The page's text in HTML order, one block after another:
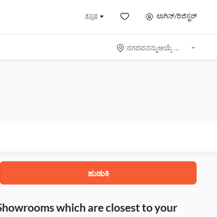
ಕನ್ನಡ ಲಾಗಿನ್/ರಿಜಿಸ್ಟರ್
ನಗರವನನ್ನುಆಯ್ಕೆ ಮಾಡಿ
ಹುಡುಕಿ
which are closest to your